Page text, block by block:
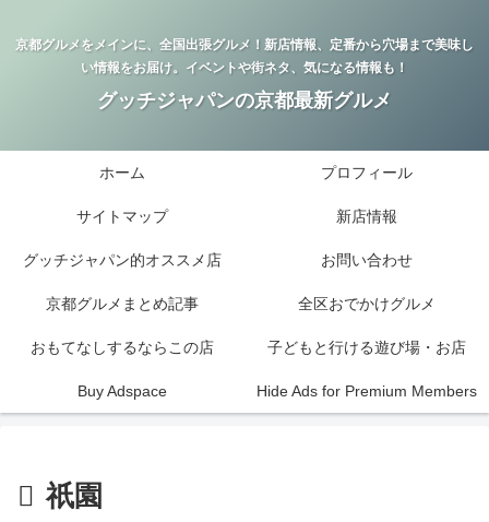
京都グルメをメインに、全国出張グルメ！新店情報、定番から穴場まで美味し
い情報をお届け。イベントや街ネタ、気になる情報も！
グッチジャパンの京都最新グルメ
ホーム プロフィール
サイトマップ 新店情報
グッチジャパン的オススメ店 お問い合わせ
京都グルメまとめ記事 全区おでかけグルメ
おもてなしするならこの店 子どもと行ける遊び場・お店
Buy Adspace Hide Ads for Premium Members
祇園